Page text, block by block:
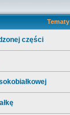
Tematy
części